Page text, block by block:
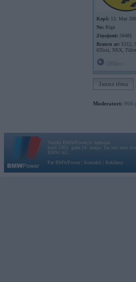
Kopš: 13. May
No: Rīga
Ziņojumi: 56481
Braucu ar: S212,
635csi, NSX,
Jauna tēma
Moderatori: 968-
Vortāls BMWPower.lv darbojas
kopš 2002. gada 14. maija. Tas nav auto
BMW AG.
Par BMWPower
Kontakti Reklāma